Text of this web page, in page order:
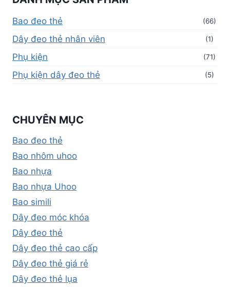
Bao đeo thẻ (66)
Dây đeo thẻ nhân viên (1)
Phụ kiện (71)
Phụ kiện dây đeo thẻ (5)
CHUYÊN MỤC
Bao đeo thẻ
Bao nhôm uhoo
Bao nhựa
Bao nhựa Uhoo
Bao simili
Dây đeo móc khóa
Dây đeo thẻ
Dây đeo thẻ cao cấp
Dây đeo thẻ giá rẻ
Dây đeo thẻ lụa